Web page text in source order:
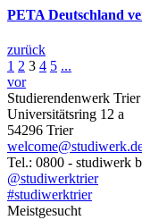
PETA Deutschland
zurück
1 2 3 4 5 ...
vor
Studierendenwerk Trier
Universitätsring 12 a
54296 Trier
Tel.: 0800 - studiwerk
@studiwerktrier
#studiwerktrier
Meistgesucht